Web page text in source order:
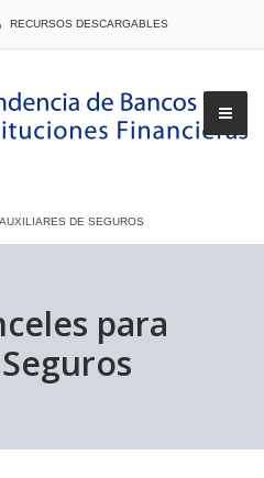
RECURSOS DESCARGABLES
DE SEGUROS
para